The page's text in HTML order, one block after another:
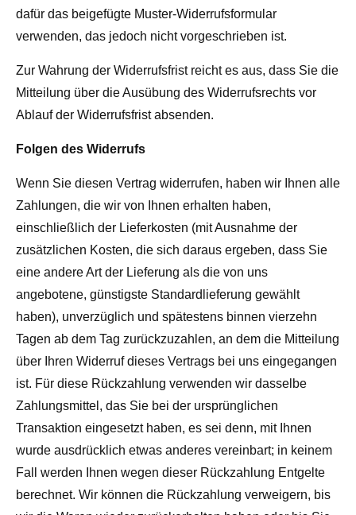
dafür das beigefügte Muster-Widerrufsformular
verwenden, das jedoch nicht vorgeschrieben ist.
Zur Wahrung der Widerrufsfrist reicht es aus, dass Sie die
Mitteilung über die Ausübung des Widerrufsrechts vor
Ablauf der Widerrufsfrist absenden.
Folgen des Widerrufs
Wenn Sie diesen Vertrag widerrufen, haben wir Ihnen alle
Zahlungen, die wir von Ihnen erhalten haben,
einschließlich der Lieferkosten (mit Ausnahme der
zusätzlichen Kosten, die sich daraus ergeben, dass Sie
eine andere Art der Lieferung als die von uns
angebotene, günstigste Standardlieferung gewählt
haben), unverzüglich und spätestens binnen vierzehn
Tagen ab dem Tag zurückzuzahlen, an dem die Mitteilung
über Ihren Widerruf dieses Vertrags bei uns eingegangen
ist. Für diese Rückzahlung verwenden wir dasselbe
Zahlungsmittel, das Sie bei der ursprünglichen
Transaktion eingesetzt haben, es sei denn, mit Ihnen
wurde ausdrücklich etwas anderes vereinbart; in keinem
Fall werden Ihnen wegen dieser Rückzahlung Entgelte
berechnet. Wir können die Rückzahlung verweigern, bis